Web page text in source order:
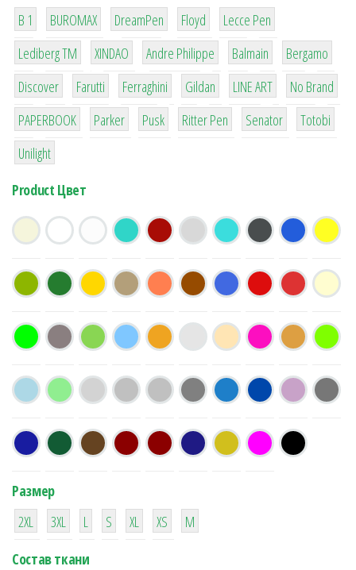
B 1
1
BUROMAX
1
DreamPen
2
Floyd
2
Lecce Pen
3
Lediberg ТМ
3
XINDAO
1
Andre Philippe
4
Balmain
26
Bergamo
64
Discover
299
Farutti
4
Ferraghini
42
Gildan
4
LINE ART
90
No Brand
8
PAPERBOOK
6
Parker
2
Pusk
22
Ritter Pen
15
Senator
43
Totobi
1
Unilight
Product Цвет
Размер
38
2XL
16
3XL
42
L
42
S
42
XL XS
М
Состав ткани